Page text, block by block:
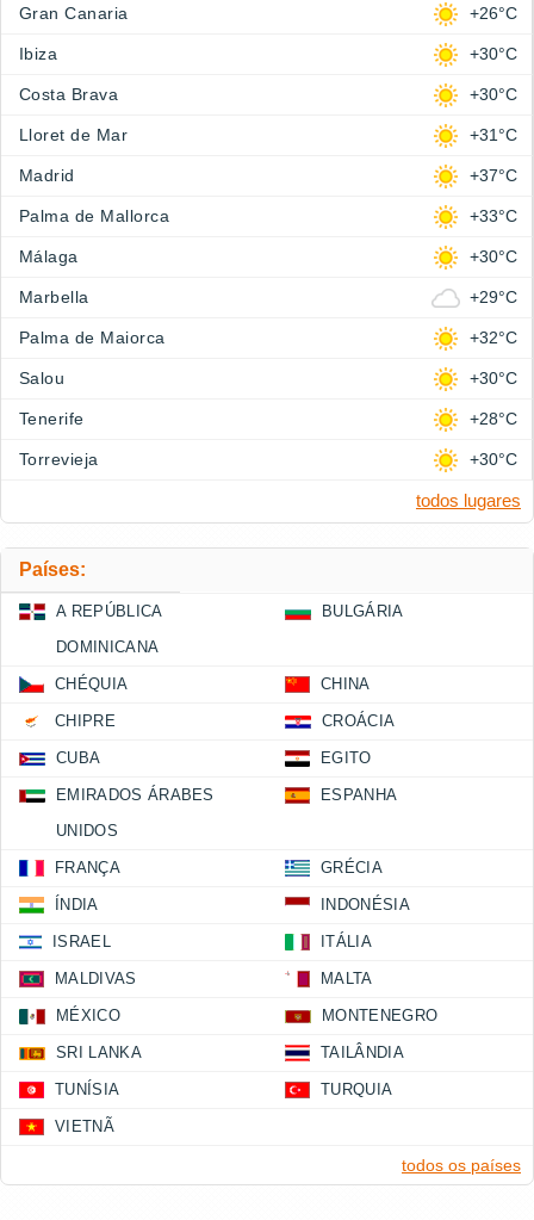
Gran Canaria +26°C
Ibiza +30°C
Costa Brava +30°C
Lloret de Mar +31°C
Madrid +37°C
Palma de Mallorca +33°C
Málaga +30°C
Marbella +29°C
Palma de Maiorca +32°C
Salou +30°C
Tenerife +28°C
Torrevieja +30°C
todos lugares
Países:
A REPÚBLICA
DOMINICANA
BULGÁRIA
CHÉQUIA CHINA
CHIPRE CROÁCIA
CUBA EGITO
EMIRADOS ÁRABES
UNIDOS
ESPANHA
FRANÇA GRÉCIA
ÍNDIA INDONÉSIA
ISRAEL ITÁLIA
MALDIVAS MALTA
MÉXICO MONTENEGRO
SRI LANKA TAILÂNDIA
TUNÍSIA TURQUIA
VIETNÃ
todos os países